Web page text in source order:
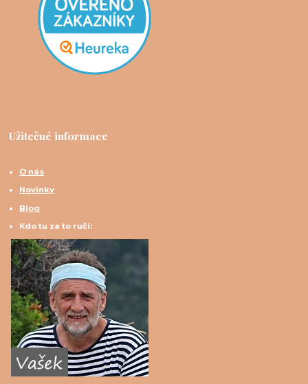
Užitečné informace
O nás
Novinky
Blog
Kdo tu za to ručí: